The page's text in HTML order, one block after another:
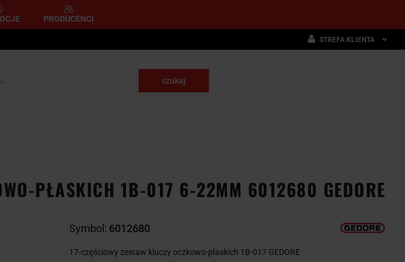
PRODUCENCI
STREFA KLIENTA
Narzędzia pneumatyczne
Narzędzia skrawające
PŁASKICH 1B-017 6-22MM 6012680 GEDORE
Symbol: 6012680
17-częściowy zestaw kluczy oczkowo-płaskich 1B-017 GEDORE